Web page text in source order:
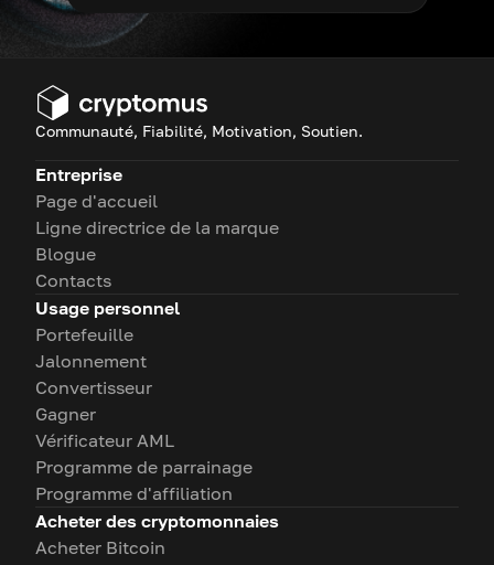
Communauté, Fiabilité, Motivation, Soutien.
Entreprise
Page d'accueil
Ligne directrice de la marque
Blogue
Contacts
Usage personnel
Portefeuille
Jalonnement
Convertisseur
Gagner
Vérificateur AML
Programme de parrainage
Programme d'affiliation
Acheter des cryptomonnaies
Acheter Bitcoin